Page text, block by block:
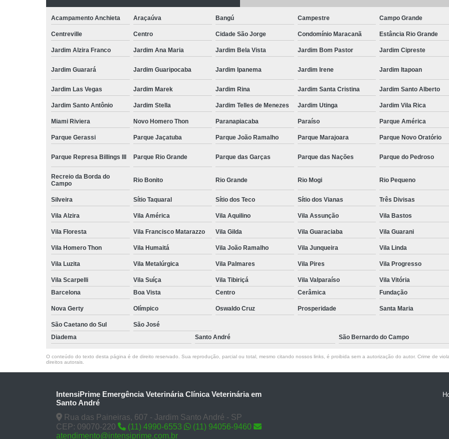
Acampamento Anchieta Araçaúva Bangú Campestre Campo Grande
Centreville Centro Cidade São Jorge Condomínio Maracanã Estância Rio Grande
Jardim Alzira Franco Jardim Ana Maria Jardim Bela Vista Jardim Bom Pastor Jardim Cipreste
Jardim Guarará Jardim Guaripocaba Jardim Ipanema Jardim Irene Jardim Itapoan
Jardim Las Vegas Jardim Marek Jardim Rina Jardim Santa Cristina Jardim Santo Alberto
Jardim Santo Antônio Jardim Stella Jardim Telles de Menezes Jardim Utinga Jardim Vila Rica
Miami Riviera Novo Homero Thon Paranapiacaba Paraíso Parque América
Parque Gerassi Parque Jaçatuba Parque João Ramalho Parque Marajoara Parque Novo Oratório
Parque Represa Billings III Parque Rio Grande Parque das Garças Parque das Nações Parque do Pedroso
Recreio da Borda do
Campo
Rio Bonito Rio Grande Rio Mogi Rio Pequeno
Silveira Sítio Taquaral Sítio dos Teco Sítio dos Vianas Três Divisas
Vila Alzira Vila América Vila Aquilino Vila Assunção Vila Bastos
Vila Floresta Vila Francisco Matarazzo Vila Gilda Vila Guaraciaba Vila Guarani
Vila Homero Thon Vila Humaitá Vila João Ramalho Vila Junqueira Vila Linda
Vila Luzita Vila Metalúrgica Vila Palmares Vila Pires Vila Progresso
Vila Scarpelli Vila Suíça Vila Tibiriçá Vila Valparaíso Vila Vitória
Barcelona
Boa Vista Centro Cerâmica Fundação
Nova Gerty Olímpico Oswaldo Cruz Prosperidade Santa Maria
São Caetano do Sul
São José
Diadema
Santo André São Bernardo do Campo
O conteúdo do texto desta página é de direito reservado. Sua reprodução, parcial ou total, mesmo citando nossos links, é proibida sem a autorização do autor. Crime de
direitos autorais
IntensiPrime Emergência Veterinária Clínica Veterinária em
Santo André
Rua das Paineiras, 607 - Jardim Santo André - SP
CEP: 09070-220
(11) 4990-6553
(11) 94056-9460
atendimento@intensiprime.com.br